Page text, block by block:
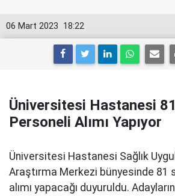
18:22
06 Mart 2023
Üniversitesi Hastanesi
Personeli Alımı Yapıyor
Üniversitesi Hastanesi Sağlık
Araştırma Merkezi bünyesinde 81
alımı yapacağı duyuruldu.